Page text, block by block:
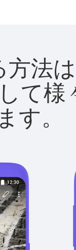
法
て様
す。